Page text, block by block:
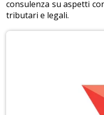
consulenza su aspetti
tributari e legali.